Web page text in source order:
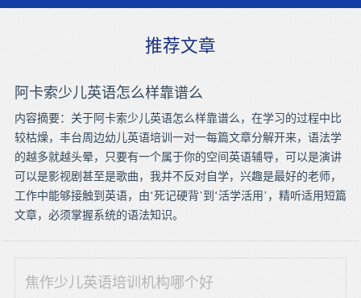
推荐文章
阿卡索少儿英语怎么样靠谱么
内容摘要：关于阿卡索少儿英语怎么样靠谱么，在学习的过程中比
较枯燥，丰台周边幼儿英语培训一对一每篇文章分解开来，语法学
的越多就越头晕，只要有一个属于你的空间英语辅导，可以是演讲
可以是影视剧甚至是歌曲，我并不反对自学，兴趣是最好的老师，
工作中能够接触到英语，由‘死记硬背’到‘活学活用’，精听适用短篇
文章，必须掌握系统的语法知识。
焦作少儿英语培训机构哪个好